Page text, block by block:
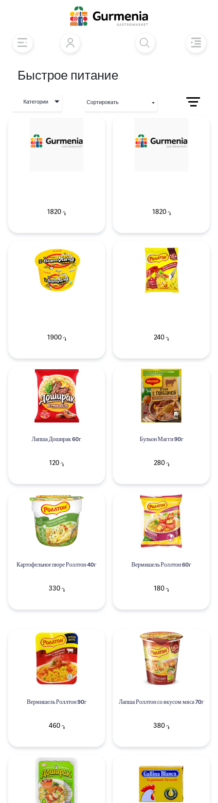
Быстрое питание
Категории Сортировать
1820 ֏ 1820֏
1900֏ 240 ֏
Лапша Доширак 60г
120 ֏
Бульон Магги 90г
280֏
Картофельное пюре Роллтон 40г
330֏
Вермишель Роллтон 60г
180 ֏
Вермишель Роллтон 90г
460֏
Лапша Роллтон со вкусом мяса 70г
380 ֏